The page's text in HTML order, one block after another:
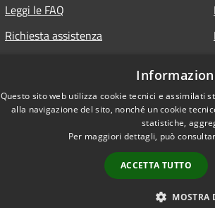
Leggi le FAQ
Richiesta assistenza
Questo sito web utilizza cookie tecnici e assimilati
alla navigazione del sito, nonché un cookie
statistiche,
Per maggiori dettagli, può
ACCETTA TUTTO
MOSTRA